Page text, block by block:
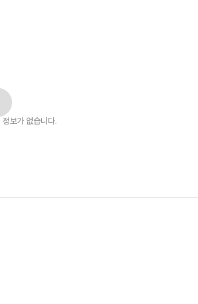
정보가 없습니다.